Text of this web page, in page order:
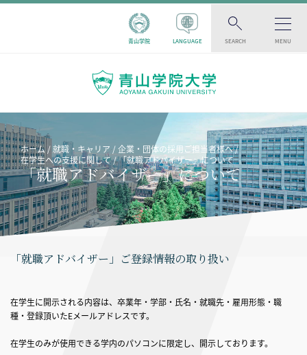
青山学院 LANGUAGE SEARCH MENU
ホーム 就職・キャリア
企業・団体の採用ご担当者様へ
在学生への支援に関して
「就職アドバイザー」について
「就職アドバイザー」について
「就職アドバイザー」ご登録情報の取り扱い
在学生に開示される内容は、卒業年・学部・氏名・就職先・雇用形態・職
種・登録頂いたEメールアドレスです。
在学生のみが使用できる学内のパソコンに限定し、開示しております。